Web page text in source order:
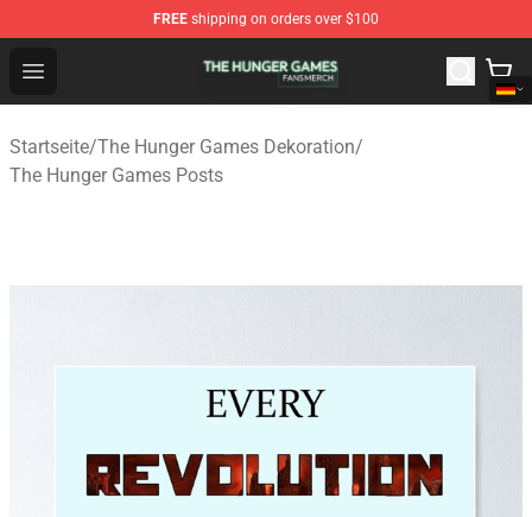
FREE shipping on orders over $100
Open menu
The Hunger Games Shop - Official The Hunger Games
Startseite/The Hunger Games Dekoration/
The Hunger Games Posts